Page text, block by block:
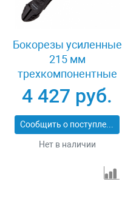
Бокорезы усиленные
215 мм
трехкомпонентные
рукоятки Gross 17575
4 427 руб.
Сообщить о поступлении
Нет в наличии